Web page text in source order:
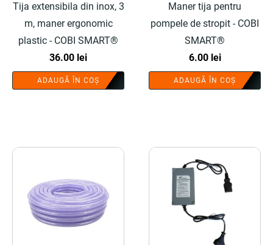
Tija extensibila din inox, 3
m, maner ergonomic
plastic - COBI SMART®
36.00 lei
ADAUGĂ ÎN COȘ
Maner tija pentru
pompele de stropit - COBI
SMART®
6.00 lei
ADAUGĂ ÎN COȘ